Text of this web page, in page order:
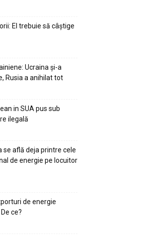
El trebuie să câștige
Ucraina și-a
Rusia a anihilat tot
in SUA pus sub
ilegală
se află deja printre cele
de energie pe locuitor
de energie
ce?